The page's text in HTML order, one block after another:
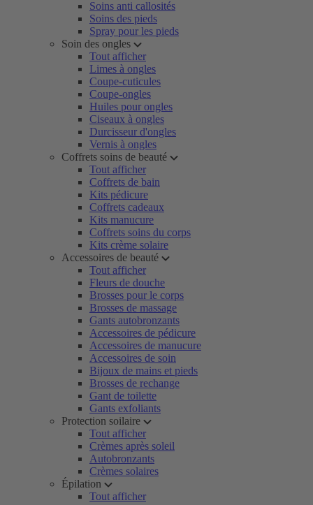
Soins anti callosités
Soins des pieds
Spray pour les pieds
Soin des ongles
Tout afficher
Limes à ongles
Coupe-cuticules
Coupe-ongles
Huiles pour ongles
Ciseaux à ongles
Durcisseur d'ongles
Vernis à ongles
Coffrets soins de beauté
Tout afficher
Coffrets de bain
Kits pédicure
Coffrets cadeaux
Kits manucure
Coffrets soins du corps
Kits crème solaire
Accessoires de beauté
Tout afficher
Fleurs de douche
Brosses pour le corps
Brosses de massage
Gants autobronzants
Accessoires de pédicure
Accessoires de manucure
Accessoires de soin
Bijoux de mains et pieds
Brosses de rechange
Gant de toilette
Gants exfoliants
Protection soilaire
Tout afficher
Crèmes après soleil
Autobronzants
Crèmes solaires
Épilation
Tout afficher